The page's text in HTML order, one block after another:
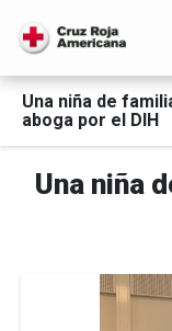
Una niña de
aboga por el DIH
Una niña